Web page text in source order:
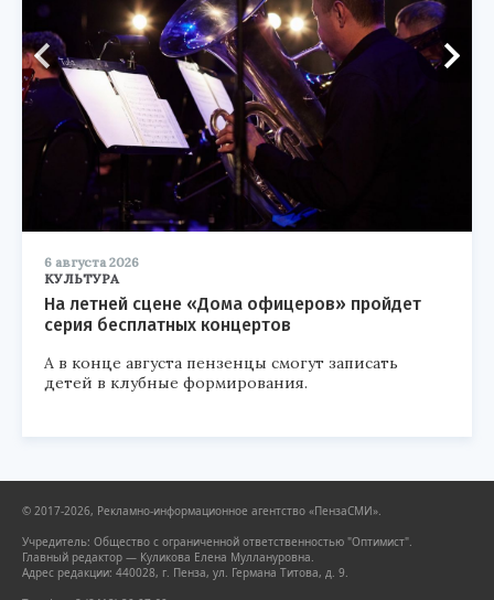
6 августа 2026
КУЛЬТУРА
На летней сцене «Дома офицеров» пройдет
серия бесплатных концертов
А в конце августа пензенцы смогут записать
детей в клубные формирования.
© 2017-2026, Рекламно-информационное агентство «ПензаСМИ».
Учредитель: Общество с ограниченной ответственностью "Оптимист".
Главный редактор — Куликова Елена Муллануровна.
Адрес редакции: 440028, г. Пенза, ул. Германа Титова, д. 9.